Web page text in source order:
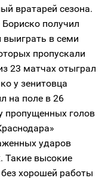
вратарей сезона.
Бориско получил
выиграть в семи
пропускали
23 матчах отыграл
у зенитовца
на поле в 26
пропущенных голов
ударов
Такие высокие
хорошей работы